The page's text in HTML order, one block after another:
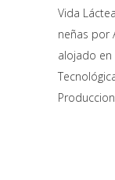
Vida
neñas por
alojado en